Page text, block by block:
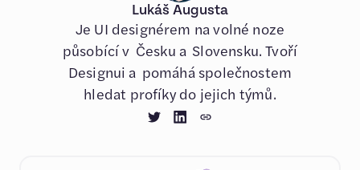
Lukáš Augusta
Je UI designérem na volné noze
působící v Česku a Slovensku. Tvoří
Designui a pomáhá společnostem
hledat profíky do jejich týmů.